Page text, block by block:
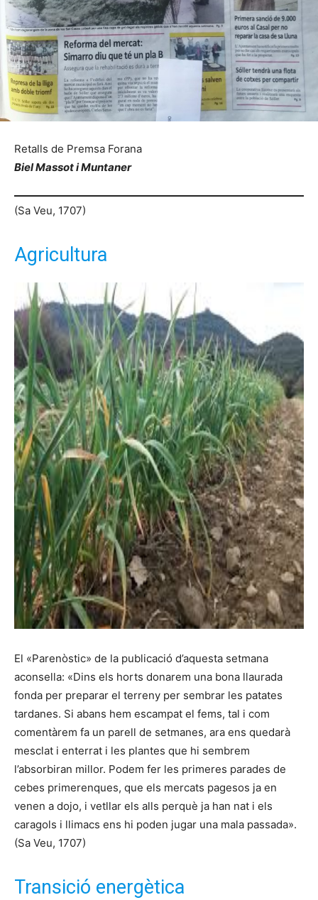
Retalls de Premsa Forana
Biel Massot i Muntaner
(Sa Veu, 1707)
Agricultura
El «Parenòstic» de la publicació d’aquesta setmana
aconsella: «Dins els horts donarem una bona llaurada
fonda per preparar el terreny per sembrar les patates
tardanes. Si abans hem escampat el fems, tal i com
comentàrem fa un parell de setmanes, ara ens quedarà
mesclat i enterrat i les plantes que hi sembrem
l’absorbiran millor. Podem fer les primeres parades de
cebes primerenques, que els mercats pagesos ja en
venen a dojo, i vetllar els alls perquè ja han nat i els
caragols i llimacs ens hi poden jugar una mala passada».
(Sa Veu, 1707)
Transició energètica